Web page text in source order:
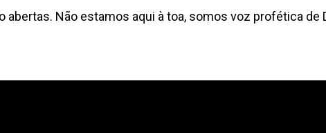
Não estamos aqui à toa, somos voz profética de